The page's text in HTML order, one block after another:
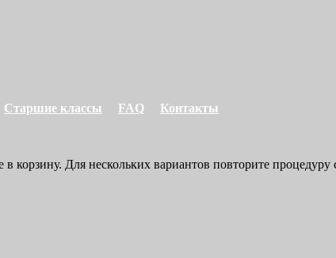
Старшие классы FAQ Контакты
корзину. Для нескольких вариантов повторите